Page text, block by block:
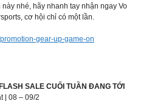
nhé, hãy nhanh tay nhận ngay Vo
cơ hội chỉ có một lần.
gear-up-game-on
SALE CUỐI TUẦN ĐANG TỚI
| 08 – 09/2